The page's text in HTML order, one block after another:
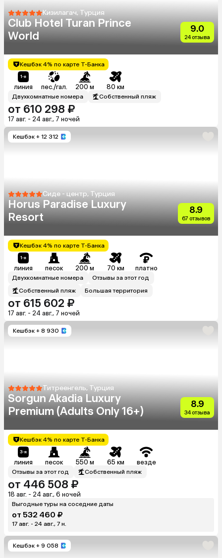
Кизилагач, Турция
Club Hotel Turan Prince
World
9.0
24 отзыва
Кешбэк 4% по карте Т-Банка
линия пес./гал. 200 м 80 км
Двухкомнатные номера Собственный пляж
от 610 298 ₽
17 авг. - 24 авг., 7 ночей
Кешбэк + 12 312
Сиде - центр, Турция
Horus Paradise Luxury
Resort
8.9
67 отзывов
Кешбэк 4% по карте Т-Банка
линия песок 200 м 70 км платно
Двухкомнатные номера
Отзывы за этот год
Собственный пляж
Большая территория
от 615 602 ₽
17 авг. - 24 авг., 7 ночей
Кешбэк + 8 930
Титреенгель, Турция
Sorgun Akadia Luxury
Premium (Adults Only 16+)
8.9
34 отзыва
Кешбэк 4% по карте Т-Банка
линия песок 550 м 65 км везде
Отзывы за этот год Собственный пляж
от 446 508 ₽
18 авг. - 24 авг., 6 ночей
Выгодные туры на соседние даты
от 532 460 ₽
17 авг. - 24 авг., 7 н.
Кешбэк + 9 058